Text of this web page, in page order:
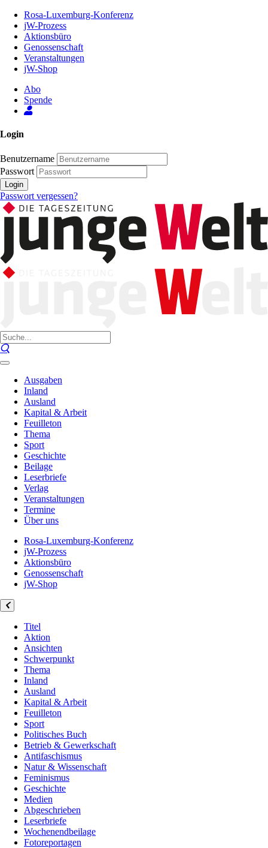
Inhalt
Seite
Rosa-Luxemburg-Konferenz
jW-Prozess
Aktionsbüro
Genossenschaft
Veranstaltungen
jW-Shop
Abo
Spende
Login
Benutzername
Passwort
Login
Passwort vergessen?
Ausgaben
Inland
Ausland
Kapital & Arbeit
Feuilleton
Thema
Sport
Geschichte
Beilage
Leserbriefe
Verlag
Veranstaltungen
Termine
Über uns
Rosa-Luxemburg-Konferenz
jW-Prozess
Aktionsbüro
Genossenschaft
jW-Shop
Titel
Aktion
Ansichten
Schwerpunkt
Thema
Inland
Ausland
Kapital & Arbeit
Feuilleton
Sport
Politisches Buch
Betrieb & Gewerkschaft
Antifaschismus
Natur & Wissenschaft
Feminismus
Geschichte
Medien
Abgeschrieben
Leserbriefe
Wochenendbeilage
Fotoreportagen